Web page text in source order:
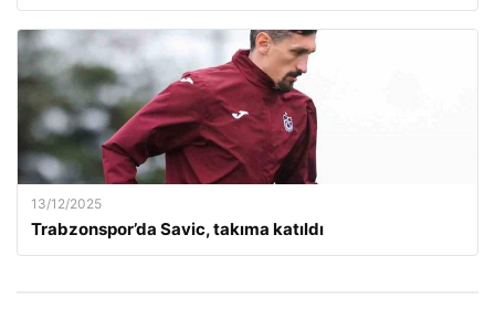
13/12/2025
Trabzonspor’da Savic, takıma katıldı